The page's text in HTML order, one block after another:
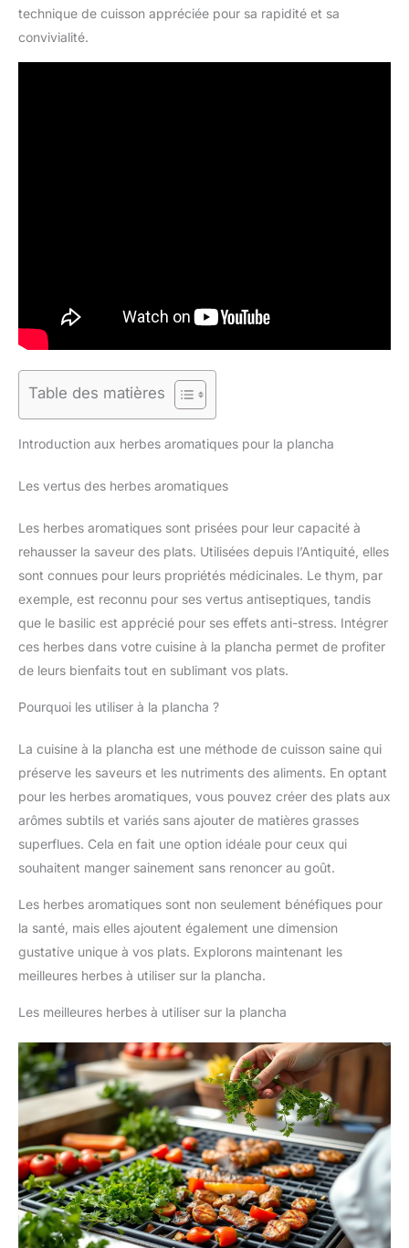
technique de cuisson appréciée pour sa rapidité et sa
convivialité.
Table des matières
Introduction aux herbes aromatiques pour la plancha
Les vertus des herbes aromatiques
Les herbes aromatiques sont prisées pour leur capacité à
rehausser la saveur des plats. Utilisées depuis l’Antiquité, elles
sont connues pour leurs propriétés médicinales. Le thym, par
exemple, est reconnu pour ses vertus antiseptiques, tandis
que le basilic est apprécié pour ses effets anti-stress. Intégrer
ces herbes dans votre cuisine à la plancha permet de profiter
de leurs bienfaits tout en sublimant vos plats.
Pourquoi les utiliser à la plancha ?
La cuisine à la plancha est une méthode de cuisson saine qui
préserve les saveurs et les nutriments des aliments. En optant
pour les herbes aromatiques, vous pouvez créer des plats aux
arômes subtils et variés sans ajouter de matières grasses
superflues. Cela en fait une option idéale pour ceux qui
souhaitent manger sainement sans renoncer au goût.
Les herbes aromatiques sont non seulement bénéfiques pour
la santé, mais elles ajoutent également une dimension
gustative unique à vos plats. Explorons maintenant les
meilleures herbes à utiliser sur la plancha.
Les meilleures herbes à utiliser sur la plancha